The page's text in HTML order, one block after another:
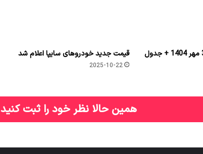
قیمت جدید خودروهای سایپا اعلام شد
2025-10-22
همین حالا نظر خود را ثبت کنید